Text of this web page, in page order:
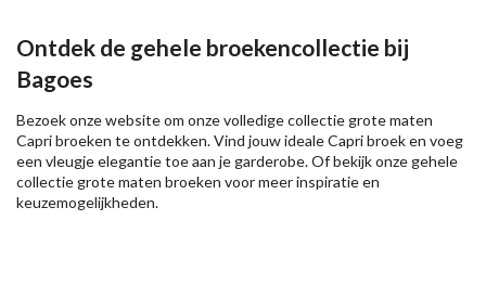
Ontdek de gehele broekencollectie bij
Bagoes
Bezoek onze website om onze volledige collectie grote maten
Capri broeken te ontdekken. Vind jouw ideale Capri broek en voeg
een vleugje elegantie toe aan je garderobe. Of bekijk onze gehele
collectie grote maten broeken voor meer inspiratie en
keuzemogelijkheden.